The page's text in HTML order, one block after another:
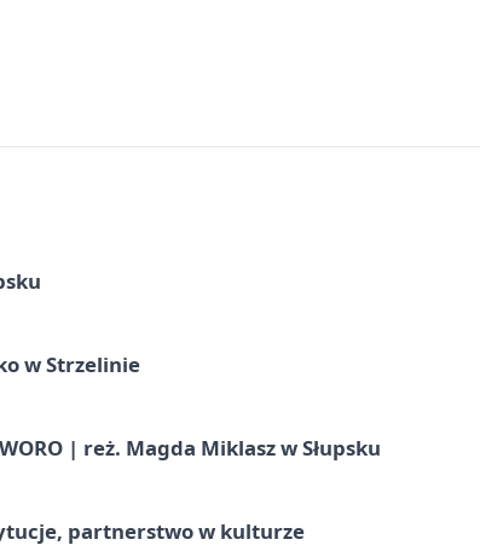
w Strzelinie
| reż. Magda Miklasz w Słupsku
partnerstwo w kulturze